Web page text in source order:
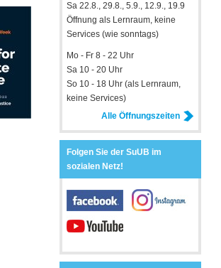
Sa 22.8., 29.8., 5.9., 12.9., 19.9
Öffnung als Lernraum, keine
Services (wie sonntags)
Mo - Fr 8 - 22 Uhr
Sa 10 - 20 Uhr
So 10 - 18 Uhr (als Lernraum,
keine Services)
Alle Öffnungszeiten
Folgen Sie der SuUB im
sozialen Netz!